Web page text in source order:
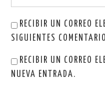
RECIBIR UN CORREO
SIGUIENTES
RECIBIR UN CORREO
NUEVA ENTRADA.